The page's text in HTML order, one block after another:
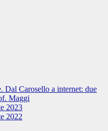
Dal Carosello a internet: due
Maggi
2023
2022